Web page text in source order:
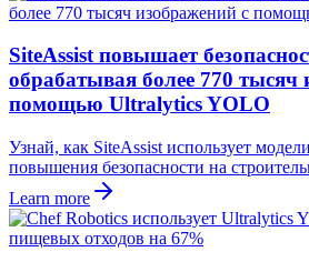
SiteAssist повышает
обрабатывая более 770 тысяч
помощью Ultralytics YOLO
Узнай, как SiteAssist использует
повышения безопасности на
Learn more